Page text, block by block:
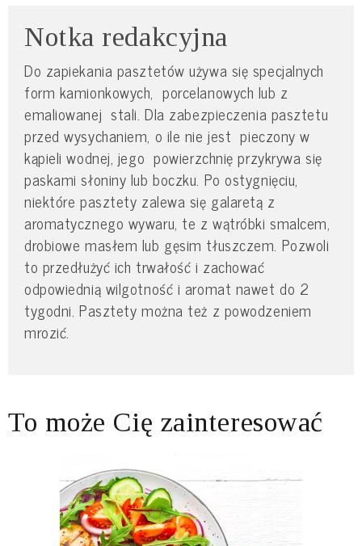
Notka redakcyjna
Do zapiekania pasztetów używa się specjalnych
form kamionkowych, porcelanowych lub z
emaliowanej stali. Dla zabezpieczenia pasztetu
przed wysychaniem, o ile nie jest pieczony w
kąpieli wodnej, jego powierzchnię przykrywa się
paskami słoniny lub boczku. Po ostygnięciu,
niektóre pasztety zalewa się galaretą z
aromatycznego wywaru, te z wątróbki smalcem,
drobiowe masłem lub gęsim tłuszczem. Pozwoli
to przedłużyć ich trwałość i zachować
odpowiednią wilgotność i aromat nawet do 2
tygodni. Pasztety można też z powodzeniem
mrozić.
To może Cię zainteresować